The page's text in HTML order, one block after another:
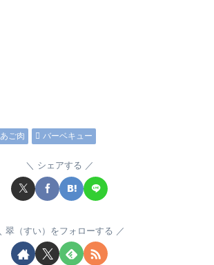
あご肉 バーベキュー
シェアする
翠（すい）をフォローする